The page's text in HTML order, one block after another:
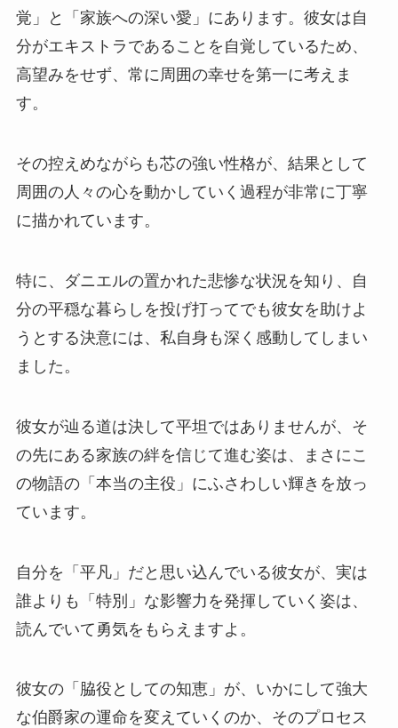
覚」と「家族への深い愛」にあります。彼女は自
分がエキストラであることを自覚しているため、
高望みをせず、常に周囲の幸せを第一に考えま
す。
その控えめながらも芯の強い性格が、結果として
周囲の人々の心を動かしていく過程が非常に丁寧
に描かれています。
特に、ダニエルの置かれた悲惨な状況を知り、自
分の平穏な暮らしを投げ打ってでも彼女を助けよ
うとする決意には、私自身も深く感動してしまい
ました。
彼女が辿る道は決して平坦ではありませんが、そ
の先にある家族の絆を信じて進む姿は、まさにこ
の物語の「本当の主役」にふさわしい輝きを放っ
ています。
自分を「平凡」だと思い込んでいる彼女が、実は
誰よりも「特別」な影響力を発揮していく姿は、
読んでいて勇気をもらえますよ。
彼女の「脇役としての知恵」が、いかにして強大
な伯爵家の運命を変えていくのか、そのプロセス